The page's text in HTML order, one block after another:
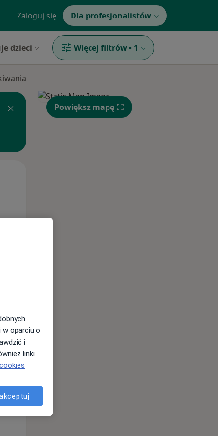
Zaloguj się Dla profesjonalistów
dzieci Więcej filtrów • 1
Wt,
Powiększ mapę
w oparciu o
i
linki